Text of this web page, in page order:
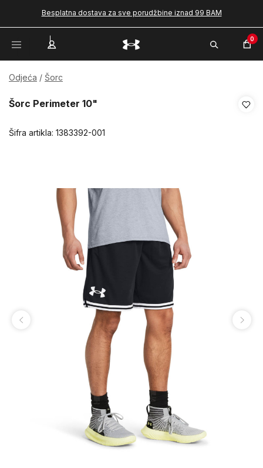
Besplatna dostava za sve porudžbine iznad 99 BAM
0
Odjeća Šorc
Šorc Perimeter 10"
Šifra artikla: 1383392-001